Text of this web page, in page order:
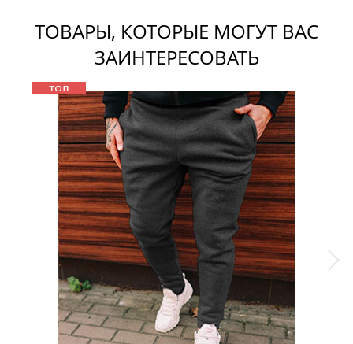
ТОВАРЫ, КОТОРЫЕ МОГУТ ВАС
ЗАИНТЕРЕСОВАТЬ